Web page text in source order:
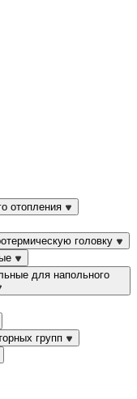
отопления
головку
для напольного
групп